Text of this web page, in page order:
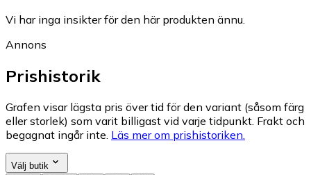
Vi har inga insikter för den här produkten ännu.
Annons
Prishistorik
Grafen visar lägsta pris över tid för den variant (såsom färg
eller storlek) som varit billigast vid varje tidpunkt. Frakt och
begagnat ingår inte. Läs mer om prishistoriken.
Välj butik